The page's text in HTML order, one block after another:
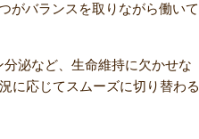
がバランスを取りながら働いて
泌など、生命維持に欠かせな
に応じてスムーズに切り替わる